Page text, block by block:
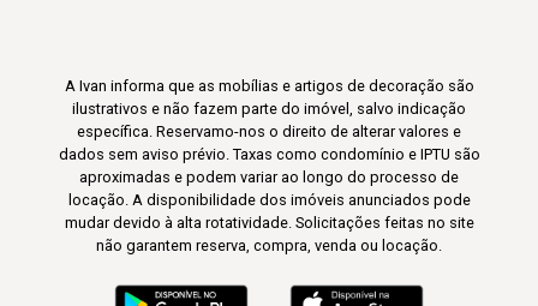
A Ivan informa que as mobílias e artigos de decoração são
ilustrativos e não fazem parte do imóvel, salvo indicação
específica. Reservamo-nos o direito de alterar valores e
dados sem aviso prévio. Taxas como condomínio e IPTU são
aproximadas e podem variar ao longo do processo de
locação. A disponibilidade dos imóveis anunciados pode
mudar devido à alta rotatividade. Solicitações feitas no site
não garantem reserva, compra, venda ou locação.